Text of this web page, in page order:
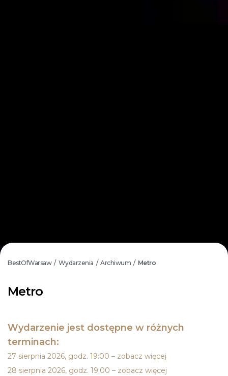
BestOfWarsaw / Wydarzenia / Archiwum / Metro
Metro
Wydarzenie jest dostępne w różnych
terminach:
27 sierpnia 2026, godz. 19:00 – zobacz więcej
28 sierpnia 2026, godz. 19:00 – zobacz więcej